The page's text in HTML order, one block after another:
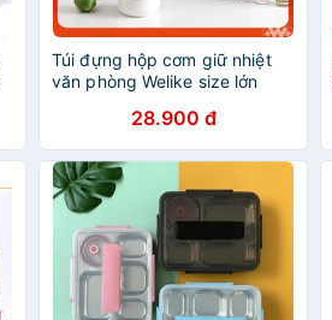
Túi đựng hộp cơm giữ nhiệt
văn phòng Welike size lớn
ăn trưa đi làm có ngăn lưới
đũa thìa
28.900 đ